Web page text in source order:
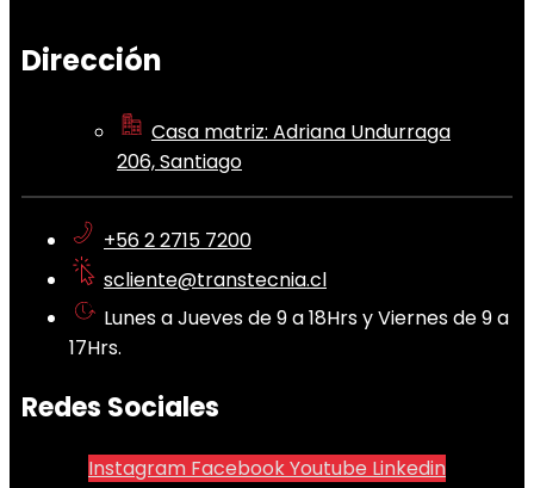
Dirección
Casa matriz: Adriana Undurraga
206, Santiago
+56 2 2715 7200
scliente@transtecnia.cl
Lunes a Jueves de 9 a 18Hrs y Viernes de 9 a
17Hrs.
Redes Sociales
Instagram FacebookYoutube Linkedin